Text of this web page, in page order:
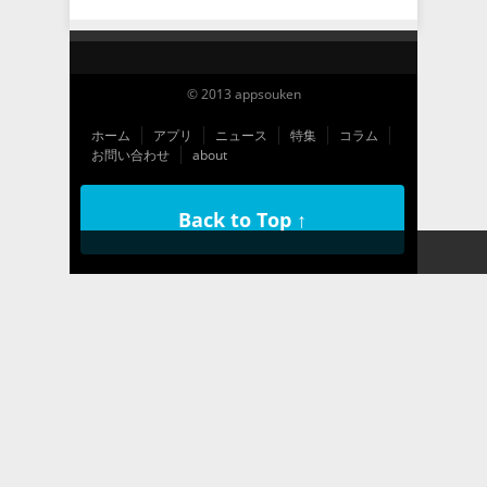
© 2013 appsouken
ホーム アプリ ニュース 特集
コラム
お問い合わせ
about
Back to Top ↑